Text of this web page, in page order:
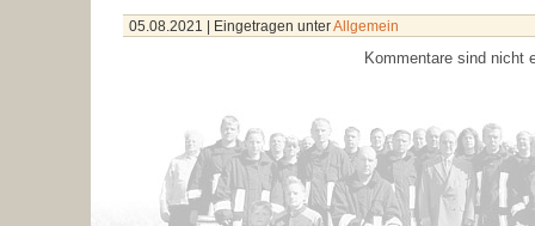
05.08.2021 | Eingetragen unterAllgemein
Kommentare sind nicht